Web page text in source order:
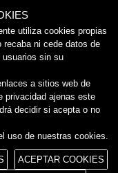
de Valdepeñas,
926 860 208 ·
utiliza cookies propias
ni cede datos de
usuarios sin su
a sitios web de
privacidad ajenas este
decidir si acepta o no
uso de nuestras cookies.
ACEPTAR COOKIES